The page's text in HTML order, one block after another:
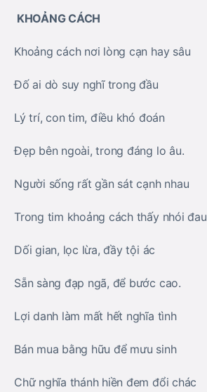
KHOẢNG CÁCH
Khoảng cách nơi lòng cạn hay sâu
Đố ai dò suy nghĩ trong đầu
Lý trí, con tim, điều khó đoán
Đẹp bên ngoài, trong đáng lo âu.
Người sống rất gần sát cạnh nhau
Trong tim khoảng cách thấy nhói đau
Dối gian, lọc lừa, đầy tội ác
Sẵn sàng đạp ngã, để bước cao.
Lợi danh làm mất hết nghĩa tình
Bán mua bằng hữu để mưu sinh
Chữ nghĩa thánh hiền đem đổi chác